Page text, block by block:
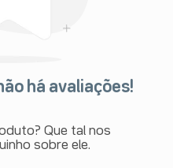
há avaliações!
Que tal nos
sobre ele.